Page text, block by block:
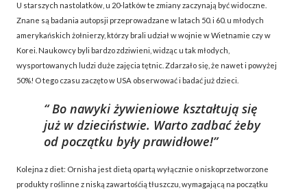
U starszych nastolatków, u 20-latków te zmiany zaczynają być widoczne.
Znane są badania autopsji przeprowadzane w latach 50. i 60. u młodych
amerykańskich żołnierzy, którzy brali udział w wojnie w Wietnamie czy w
Korei. Naukowcy byli bardzo zdziwieni, widząc u tak młodych,
wysportowanych ludzi duże zajęcia tętnic. Zdarzało się, że nawet i powyżej
50%! O tego czasu zaczęto w USA obserwować i badać już dzieci.
Bo nawyki żywieniowe kształtują się
już w dzieciństwie. Warto zadbać żeby
od początku były prawidłowe!
Kolejna z diet: Ornisha jest dietą opartą wyłącznie o niskoprzetworzone
produkty roślinne z niską zawartośćią tłuszczu, wymagającą na początku